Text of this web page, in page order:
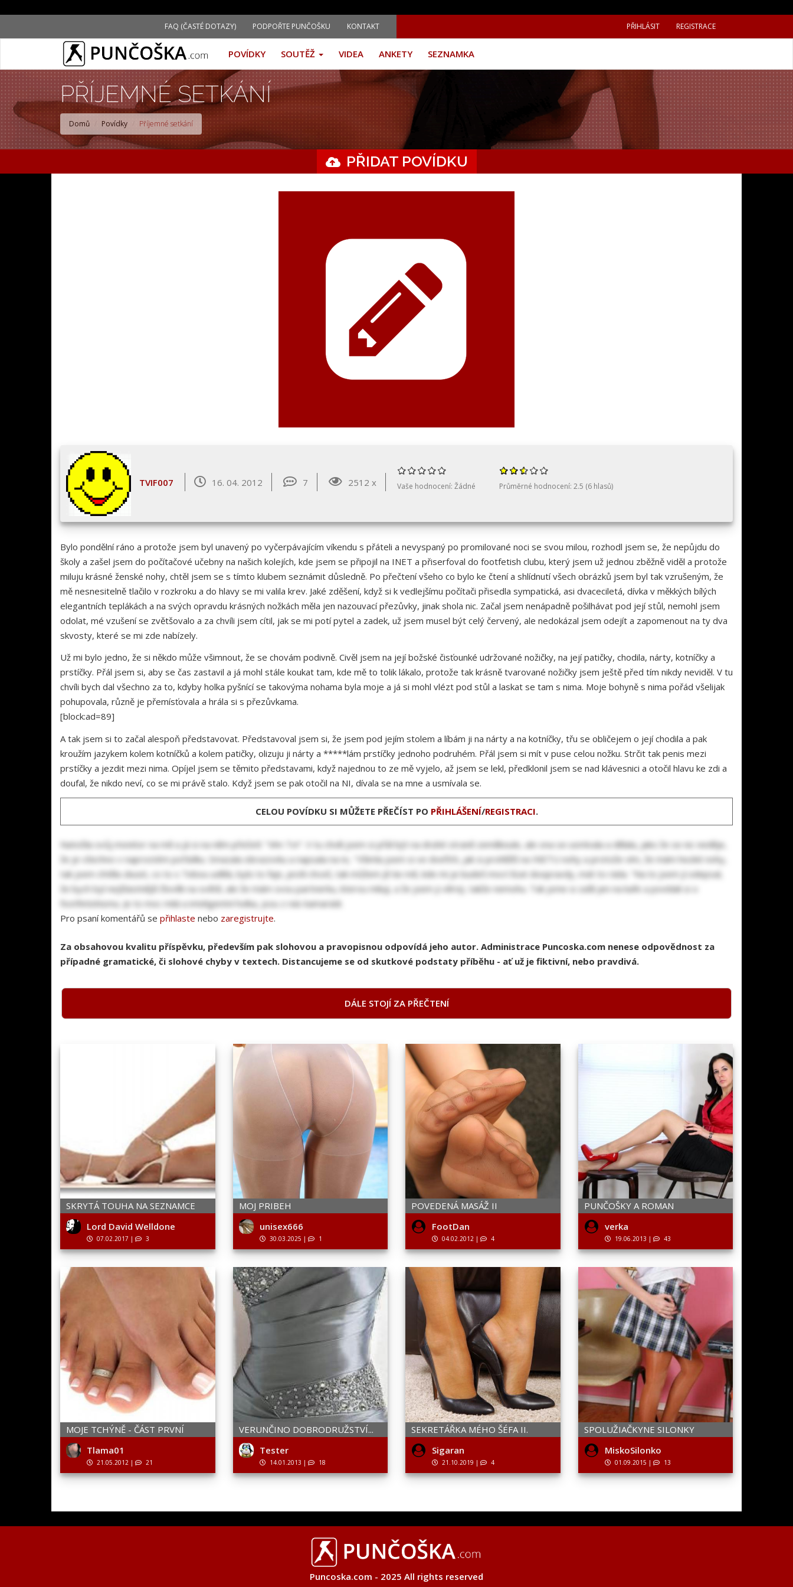
k
obsahu
FAQ (ČASTÉ DOTAZY) PODPOŘTE PUNČOŠKU KONTAKT PŘIHLÁSIT REGISTRACE
POVÍDKY SOUTĚŽ VIDEA ANKETY SEZNAMKA
PŘÍJEMNÉ SETKÁNÍ
Domů Povídky Příjemné setkání
PŘIDAT POVÍDKU
TVIF007 16. 04. 2012 7 2512 x Vaše hodnocení: Žádné Průměrné hodnocení: 2.5 (6 hlasů)
Bylo pondělní ráno a protože jsem byl unavený po vyčerpávajícím víkendu s přáteli a nevyspaný po promilované noci se svou milou, rozhodl jsem se, že nepůjdu do
školy a zašel jsem do počítačové učebny na našich kolejích, kde jsem se připojil na INET a přiserfoval do footfetish clubu, který jsem už jednou zběžně viděl a protože
miluju krásné ženské nohy, chtěl jsem se s tímto klubem seznámit důsledně. Po přečtení všeho co bylo ke čtení a shlídnutí všech obrázků jsem byl tak vzrušeným, že
mě nesnesitelně tlačilo v rozkroku a do hlavy se mi valila krev. Jaké zděšení, když si k vedlejšímu počítači přisedla sympatická, asi dvaceciletá, dívka v měkkých bílých
elegantních teplákách a na svých opravdu krásných nožkách měla jen nazouvací přezůvky, jinak shola nic. Začal jsem nenápadně pošilhávat pod její stůl, nemohl jsem
odolat, mé vzušení se zvětšovalo a za chvíli jsem cítil, jak se mi potí pytel a zadek, už jsem musel být celý červený, ale nedokázal jsem odejít a zapomenout na ty dva
skvosty, které se mi zde nabízely.
Už mi bylo jedno, že si někdo může všimnout, že se chovám podivně. Civěl jsem na její božské čisťounké udržované nožičky, na její patičky, chodila, nárty, kotníčky a
prstíčky. Přál jsem si, aby se čas zastavil a já mohl stále koukat tam, kde mě to tolik lákalo, protože tak krásně tvarované nožičky jsem ještě před tím nikdy neviděl. V tu
chvíli bych dal všechno za to, kdyby holka pyšnící se takovýma nohama byla moje a já si mohl vlézt pod stůl a laskat se tam s nima. Moje bohyně s nima pořád všelijak
pohupovala, různě je přemísťovala a hrála si s přezůvkama.
[block:ad=89]
A tak jsem si to začal alespoň představovat. Představoval jsem si, že jsem pod jejím stolem a líbám ji na nárty a na kotníčky, třu se obličejem o její chodila a pak
kroužím jazykem kolem kotníčků a kolem patičky, olizuju ji nárty a *****lám prstíčky jednoho podruhém. Přál jsem si mít v puse celou nožku. Strčit tak penis mezi
prstíčky a jezdit mezi nima. Opíjel jsem se těmito představami, když najednou to ze mě vyjelo, až jsem se lekl, předklonil jsem se nad klávesnici a otočil hlavu ke zdi a
doufal, že nikdo neví, co se mi právě stalo. Když jsem se pak otočil na NI, dívala se na mne a usmívala se.
CELOU POVÍDKU SI MŮŽETE PŘEČÍST PO PŘIHLÁŠENÍ/REGISTRACI.
Natočila svůj monitor na mě a já si na něm přečetl: "Vím To!". V tu chvíli jsem si přál být na druhé straně zeměkoule, ale ona se usmívala a dělala, jako že se nic neděje,
že je všechno v naprostém pořádku. Smazala obrazovku a napsala na ni,: "Všimla jsem si ve dveřích, jak si prohlížíš na INETU nohy a protože vím, že mám hezké nohy,
tak jsem chtěla zkusit, co to s Tebou udělá, bylo to fajn, jestli chceš, tak můžem jít ke mě, kde mi je budeš moct lízat doopravdy, mát to ráda. "Na to jsem jí odepsal,
že bych byl nejšťastnější člověk na světě, ale že mám svou partnerku, kterou miluji, a že jsem ji věrný, takže nemohu. Tak jsme si zašli jen na kafe a povídali si o
footfetishismu. Je to moc milá a inteligentní holka, jsou z nás kamarádi.
Pro psaní komentářů se přihlaste nebo zaregistrujte.
Za obsahovou kvalitu příspěvku, především pak slohovou a pravopisnou odpovídá jeho autor. Administrace Puncoska.com nenese odpovědnost za
případné gramatické, či slohové chyby v textech. Distancujeme se od skutkové podstaty příběhu - ať už je fiktivní, nebo pravdivá.
DÁLE STOJÍ ZA PŘEČTENÍ
SKRYTÁ TOUHA NA SEZNAMCE
Lord David Welldone
07.02.2017 | 3
MOJ PRIBEH
unisex666
30.03.2025 | 1
POVEDENÁ MASÁŽ II
FootDan
04.02.2012 | 4
PUNČOŠKY A ROMAN
verka
19.06.2013 | 43
MOJE TCHÝNĚ - ČÁST PRVNÍ
Tlama01
21.05.2012 | 21
VERUNČINO DOBRODRUŽSTVÍ...
Tester
14.01.2013 | 18
SEKRETÁŘKA MÉHO ŠÉFA II.
Sigaran
21.10.2019 | 4
SPOLUŽIAČKYNE SILONKY
MiskoSilonko
01.09.2015 | 13
Puncoska.com - 2025 All rights reserved